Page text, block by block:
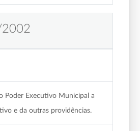
2002
Poder Executivo Municipal a
e da outras providências.